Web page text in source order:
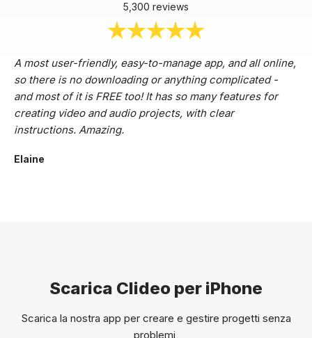
5,300 reviews
A most user-friendly, easy-to-manage app, and all online,
so there is no downloading or anything complicated -
and most of it is FREE too! It has so many features for
creating video and audio projects, with clear
instructions. Amazing.
Elaine
Scarica Clideo per iPhone
Scarica la nostra app per creare e gestire progetti senza
problemi,